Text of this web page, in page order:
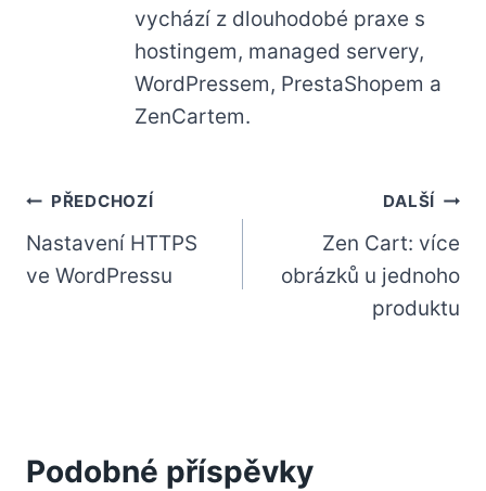
vychází z dlouhodobé praxe s
hostingem, managed servery,
WordPressem, PrestaShopem a
ZenCartem.
Navigace
pro
PŘEDCHOZÍ
Nastavení HTTPS
ve WordPressu
DALŠÍ
Zen Cart: více
obrázků u jednoho
produktu
Podobné příspěvky